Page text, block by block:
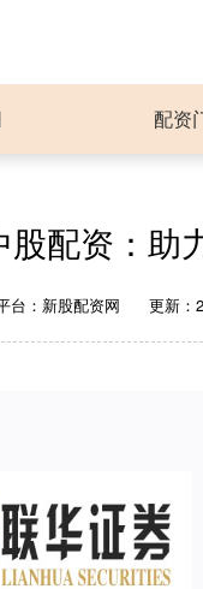
配资
配资：助
台：新股配资网 更新：